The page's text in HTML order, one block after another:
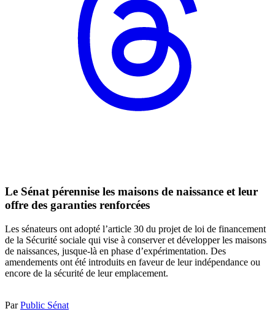
Le Sénat pérennise les maisons de naissance et leur
offre des garanties renforcées
Les sénateurs ont adopté l’article 30 du projet de loi de financement
de la Sécurité sociale qui vise à conserver et développer les maisons
de naissances, jusque-là en phase d’expérimentation. Des
amendements ont été introduits en faveur de leur indépendance ou
encore de la sécurité de leur emplacement.
ParPublic Sénat